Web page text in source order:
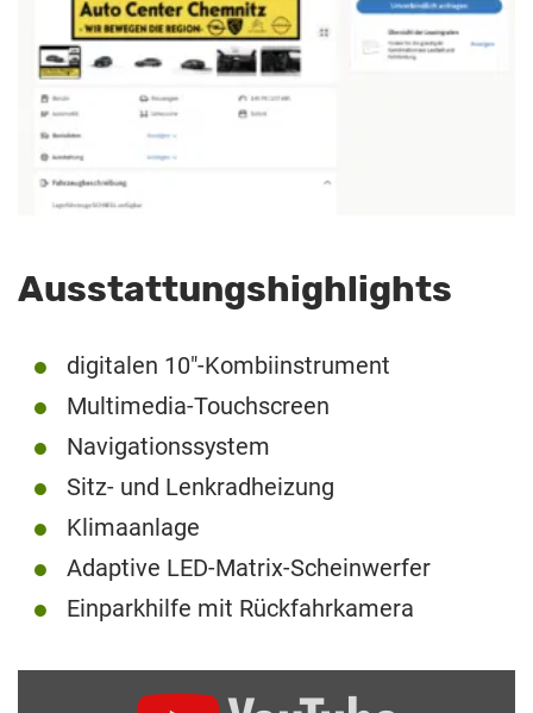
Ausstattungshighlights
digitalen 10″-Kombiinstrument
Multimedia-Touchscreen
Navigationssystem
Sitz- und Lenkradheizung
Klimaanlage
Adaptive LED-Matrix-Scheinwerfer
Einparkhilfe mit Rückfahrkamera